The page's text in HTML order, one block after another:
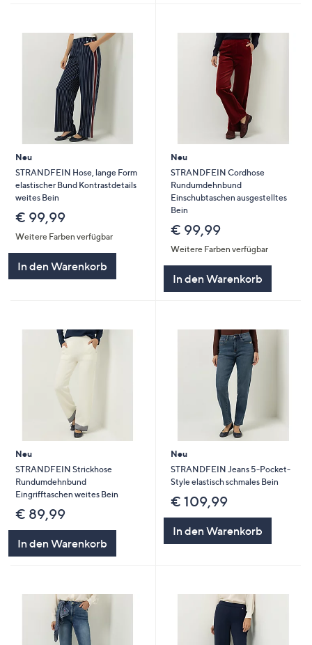
Neu
STRANDFEIN Hose, lange Form
elastischer Bund Kontrastdetails
weites Bein
€ 99,99
Weitere Farben verfügbar
In den Warenkorb
Neu
STRANDFEIN Cordhose
Rundumdehnbund
Einschubtaschen ausgestelltes
Bein
€ 99,99
Weitere Farben verfügbar
In den Warenkorb
Neu
STRANDFEIN Strickhose
Rundumdehnbund
Eingrifftaschen weites Bein
€ 89,99
In den Warenkorb
Neu
STRANDFEIN Jeans 5-Pocket-
Style elastisch schmales Bein
€ 109,99
In den Warenkorb